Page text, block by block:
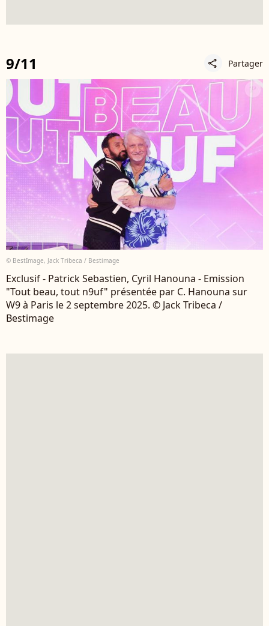
9/11 share Partager
© BestImage, Jack Tribeca / Bestimage
Exclusif - Patrick Sebastien, Cyril Hanouna - Emission
"Tout beau, tout n9uf" présentée par C. Hanouna sur
W9 à Paris le 2 septembre 2025. © Jack Tribeca /
Bestimage